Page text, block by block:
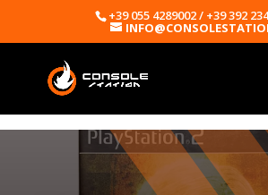
+39 055 4289002 / +39 392